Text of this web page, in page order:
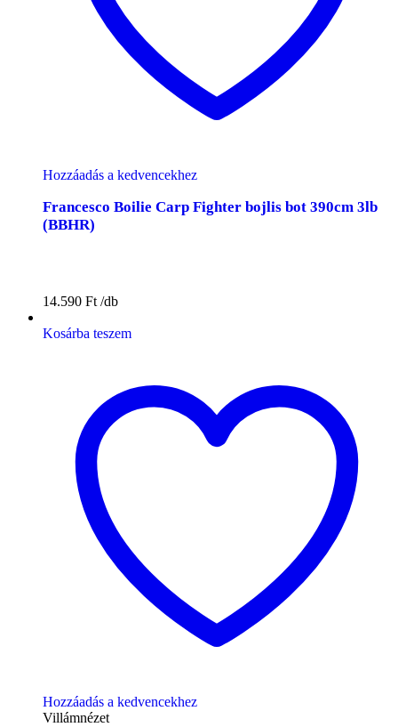
Hozzáadás a kedvencekhez
Francesco Boilie Carp Fighter bojlis bot 390cm 3lb
(BBHR)
14.590 Ft
Kosárba teszem
Hozzáadás a kedvencekhez
Villámnézet